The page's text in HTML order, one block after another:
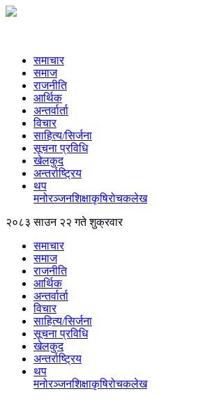
समाचार
समाज
राजनीति
आर्थिक
अन्तर्वार्ता
विचार
साहित्य/सिर्जना
सूचना प्रविधि
खेलकुद
अन्तर्राष्ट्रिय
थप
मनोरञ्‍जनशिक्षाकृषिरोचकलेख
२०८३ साउन २२ गते शुक्रवार
समाचार
समाज
राजनीति
आर्थिक
अन्तर्वार्ता
विचार
साहित्य/सिर्जना
सूचना प्रविधि
खेलकुद
अन्तर्राष्ट्रिय
थप
मनोरञ्‍जनशिक्षाकृषिरोचकलेख